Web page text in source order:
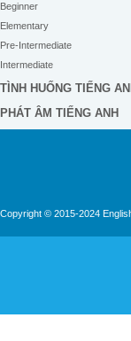
Beginner
Elementary
Pre-Intermediate
Intermediate
TÌNH HUỐNG TIẾNG
PHÁT ÂM TIẾNG ANH
Copyright © 2015-2024